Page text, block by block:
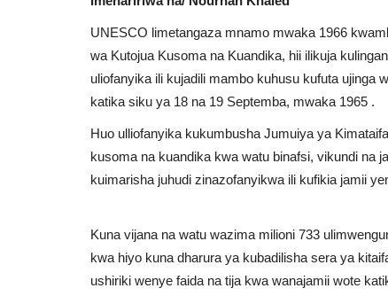
UNESCO limetangaza mnamo mwaka 1966
wa Kutojua Kusoma na Kuandika, hii ilikuja
uliofanyika ili kujadili mambo kuhusu kufuta ujinga
katika siku ya 18 na 19 Septemba, mwaka 1965 .
Huo ulliofanyika kukumbusha Jumuiya ya
kusoma na kuandika kwa watu binafsi, vikundi na
kuimarisha juhudi zinazofanyikwa ili kufikia jamii
Kuna vijana na watu wazima milioni 733
kwa hiyo kuna dharura ya kubadilisha sera ya
ushiriki wenye faida na tija kwa wanajamii wote